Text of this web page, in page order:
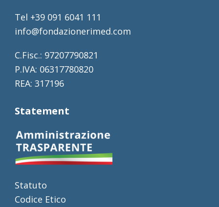
Tel +39 091 6041 111
info@fondazionerimed.com
C.Fisc.: 97207790821
P.IVA: 06317780820
REA: 317196
Statement
Statuto
Codice Etico